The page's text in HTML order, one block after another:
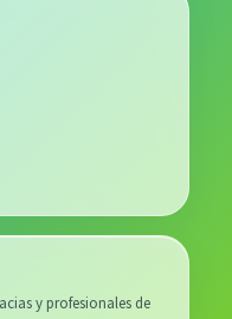
y profesionales de